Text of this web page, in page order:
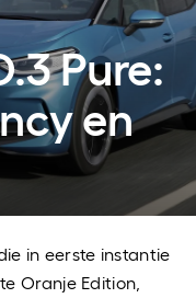
Pure:
en
in eerste instantie
Oranje Edition,